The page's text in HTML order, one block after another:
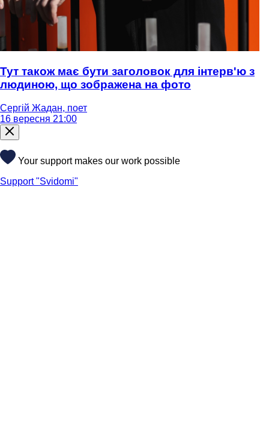
Тут також має бути заголовок для інтерв'ю з
людиною, що зображена на фото
Сергій Жадан, поет
16 вересня 21:00
Your support makes our work possible
Support "Svidomi"